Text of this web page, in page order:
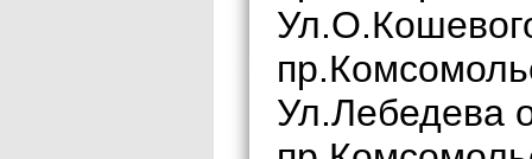
Ул.Лебедева